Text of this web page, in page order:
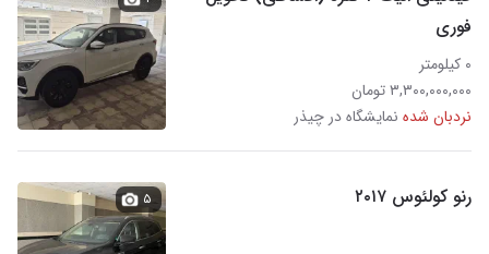
فوری
۰ کیلومتر
۳,۳۰۰,۰۰۰,۰۰۰ تومان
نردبان شده نمایشگاه در چیذر
رنو کولئوس ۲۰۱۷ ۵